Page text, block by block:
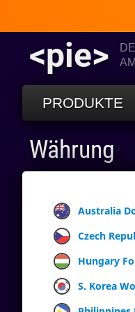
<pie>
PRODUKTE
Währung
Australia
Czech
Hungary
S. Korea